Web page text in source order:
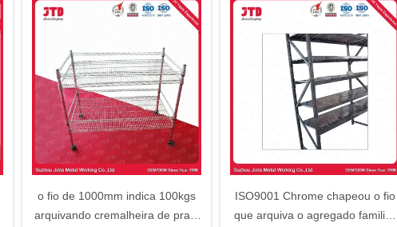
o fio de 1000mm indica 100kgs
arquivando cremalheira de prato
ISO9001 Chrome chapeou o fio
que arquiva o agregado familiar